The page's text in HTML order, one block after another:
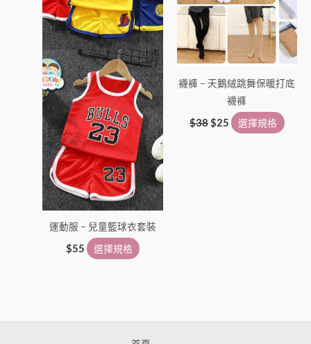
運動服 – 兒童籃球衣套裝
$55 選擇規格
式。
可
在
產
品
頁
面
選
擇
選
項
襪褲 – 天鵝絨跳舞保暖打底
襪褲
$38$25 選擇規格
式。
可
在
品
面